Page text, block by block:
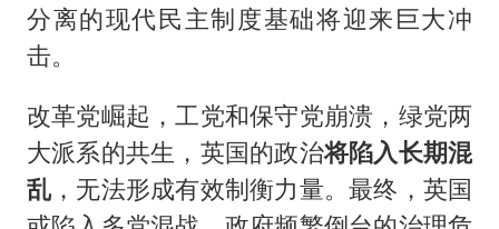
分离的现代民主制度基础将迎来巨大冲
击。
改革党崛起，工党和保守党崩溃，绿党两
大派系的共生，英国的政治将陷入长期混
乱，无法形成有效制衡力量。最终，英国